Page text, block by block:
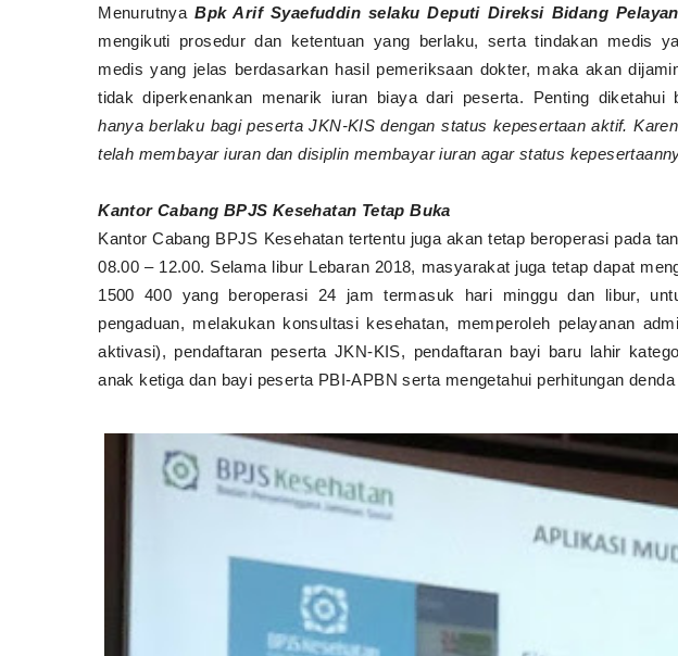
MenurutnyaBpk Arif Syaefuddin selaku Deputi Direksi Bidang
mengikuti prosedur dan ketentuan yang berlaku, serta tindakan medis
medis yang jelas berdasarkan hasil pemeriksaan dokter, maka akan
tidak diperkenankan menarik iuran biaya dari peserta. Penting diketahui
hanya berlaku bagi peserta JKN-KIS dengan status kepesertaan aktif.
telah membayar iuran dan disiplin membayar iuran agar status
Kantor Cabang BPJS Kesehatan Tetap Buka
Kantor Cabang BPJS Kesehatan tertentu juga akan tetap beroperasi pada
08.00 – 12.00. Selama libur Lebaran 2018, masyarakat juga tetap dapat
1500 400 yang beroperasi 24 jam termasuk hari minggu dan libur,
pengaduan, melakukan konsultasi kesehatan, memperoleh pelayanan
aktivasi), pendaftaran peserta JKN-KIS, pendaftaran bayi baru lahir
anak ketiga dan bayi peserta PBI-APBN serta mengetahui perhitungan denda